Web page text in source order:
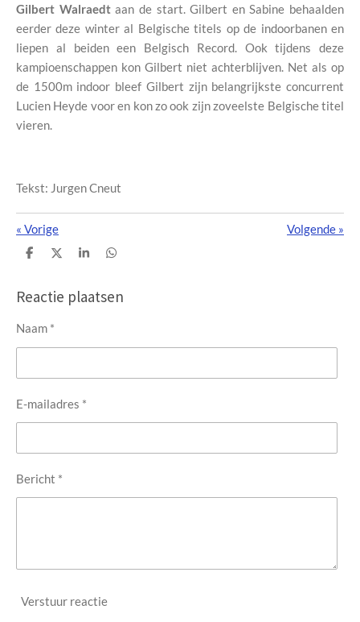
Gilbert Walraedtaan de start. Gilbert en Sabine behaalden
eerder deze winter al Belgische titels op de indoorbanen en
liepen al beiden een Belgisch Record. Ook tijdens deze
kampioenschappen kon Gilbert niet achterblijven. Net als op
de 1500m indoor bleef Gilbert zijn belangrijkste concurrent
Lucien Heyde voor en kon zo ook zijn zoveelste Belgische titel
vieren.
Tekst: Jurgen Cneut
« Vorige Volgende »
D
e
n
D
l
S
r
e
D
e
n
Reactie plaatsen
Naam *
E-mailadres *
Bericht *
Verstuur reactie